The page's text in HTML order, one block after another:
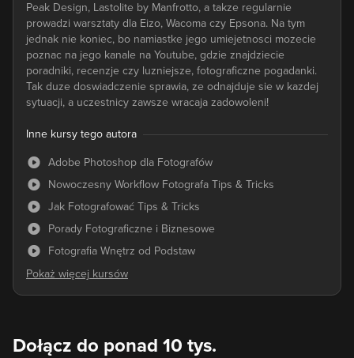
Peak Design, Lastolite by Manfrotto, a takze regularnie
prowadzi warsztaty dla Eizo, Wacoma czy Epsona. Na tym
jednak nie koniec, bo namiastke jego umiejetnosci mozecie
poznac na jego kanale na Youtube, gdzie znajdziecie
poradniki, recenzje czy luzniejsze, fotograficzne pogadanki.
Tak duze doswiadczenie sprawia, ze odnajduje sie w kazdej
sytuacji, a uczestnicy zawsze wracaja zadowoleni!
Inne kursy tego autora
Adobe Photoshop dla Fotografów
Nowoczesny Workflow Fotografa Tips & Tricks
Jak Fotografować Tips & Tricks
Porady Fotograficzne i Biznesowe
Fotografia Wnętrz od Podstaw
Dołącz do ponad 10 tys.